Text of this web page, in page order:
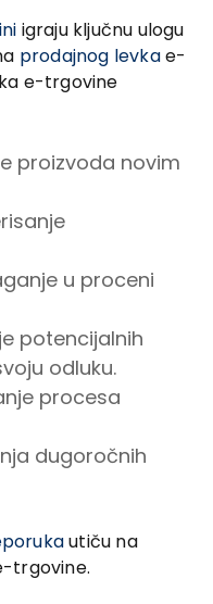
igraju ključnu ulogu
prodajnog levkae-
e-trgovine
proizvoda novim
u proceni
potencijalnih
odluku.
procesa
dugoročnih
utiču na
trgovine.